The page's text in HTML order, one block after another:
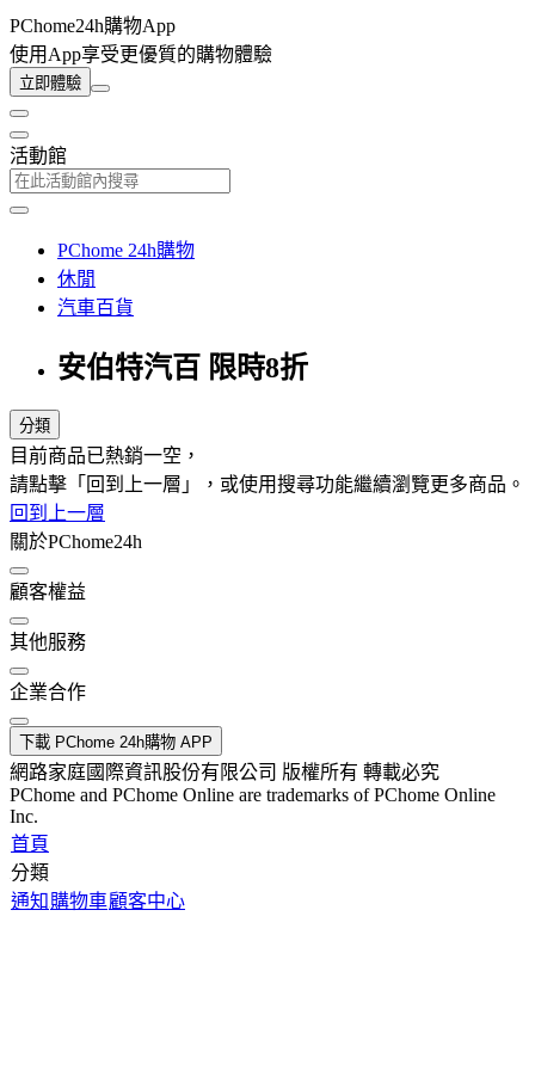
PChome24h購物App
使用App享受更優質的購物體驗
立即體驗
活動館
PChome 24h購物
休閒
汽車百貨
安伯特汽百 限時8折
分類
目前商品已熱銷一空，
請點擊「回到上一層」，或使用搜尋功能繼續瀏覽更多商品。
回到上一層
關於PChome24h
顧客權益
其他服務
企業合作
下載 PChome 24h購物 APP
網路家庭國際資訊股份有限公司 版權所有 轉載必究
PChome and PChome Online are trademarks of PChome Online
Inc.
首頁
分類
通知 購物車顧客中心